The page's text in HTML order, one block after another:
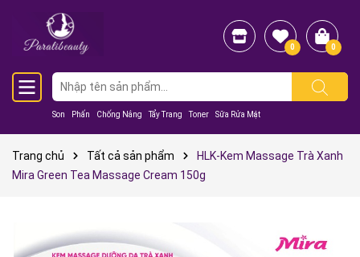
Son Phấn Chống Nắng Tẩy Trang Toner Sữa Rửa Mặt
0 0
Trang chủ Tất cả sản phẩm
HLK-Kem Massage Trà Xanh
Mira Green Tea Massage Cream 150g